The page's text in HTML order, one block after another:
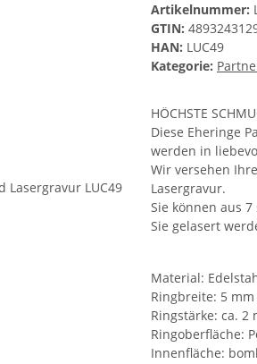
Artikelnummer:
GTIN:
HAN: LUC49
Kategorie:
HÖCHSTE
Diese Eheringe
werden in
Wir versehen
Lasergravur.
Sie können aus
Sie gelasert
Material:
Ringbreite: 5 mm
Ringstärke: ca. 2
Ringoberfläche:
Innenfläche: